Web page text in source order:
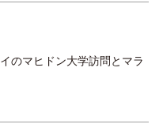
のマヒドン大学訪問とマラ